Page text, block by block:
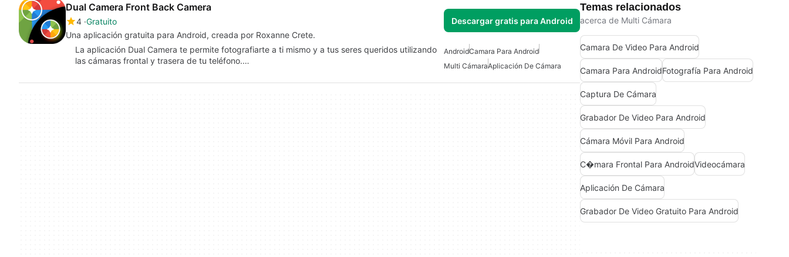
Dual Camera Front Back Camera
4 Gratuito
Una aplicación gratuita para Android, creada por Roxanne Crete.
Descargar gratis para Android
La aplicación Dual Camera te permite fotografiarte a ti mismo y a tus seres queridos utilizando
las cámaras frontal y trasera de tu teléfono.…
AndroidCamara Para Android
Multi CámaraAplicación De Cámara
Temas relacionados
acerca de Multi Cámara
Camara De Video Para Android
Camara Para AndroidFotografía Para Android
Captura De Cámara
Grabador De Video Para Android
Cámara Móvil Para Android
C�mara Frontal Para AndroidVideocámara
Aplicación De Cámara
Grabador De Video Gratuito Para Android